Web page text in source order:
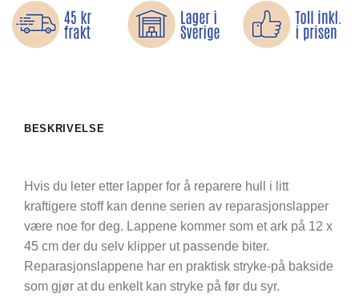
BESKRIVELSE
Hvis du leter etter lapper for å reparere hull i litt
kraftigere stoff kan denne serien av reparasjonslapper
være noe for deg. Lappene kommer som et ark på 12 x
45 cm der du selv klipper ut passende biter.
Reparasjonslappene har en praktisk stryke-på bakside
som gjør at du enkelt kan stryke på før du syr.